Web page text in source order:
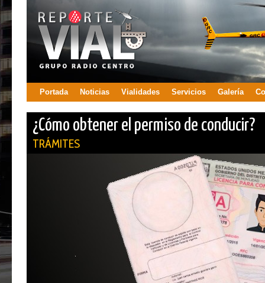
Portada Noticias Vialidades Servicios Galería
¿Cómo obtener el permiso de conducir?
TRÁMITES